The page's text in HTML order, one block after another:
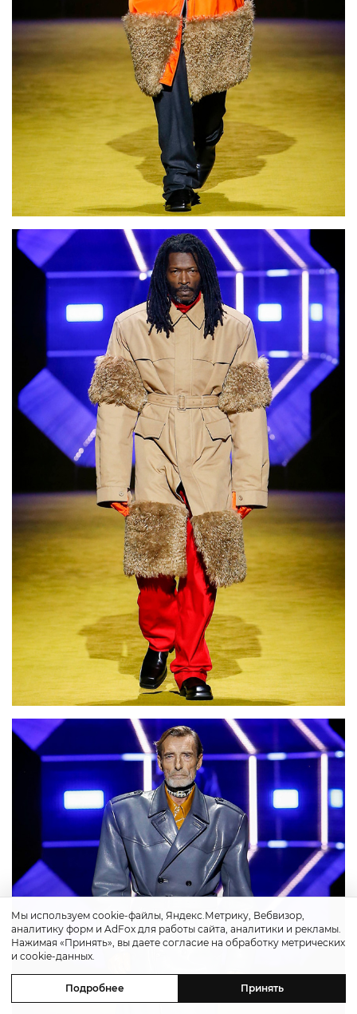
Мы используем cookie-файлы, Яндекс.Метрику, Вебвизор,
аналитику форм и AdFox для работы сайта, аналитики и рекламы.
Нажимая «Принять», вы даете согласие на обработку метрических
и cookie-данных.
Подробнее Принять